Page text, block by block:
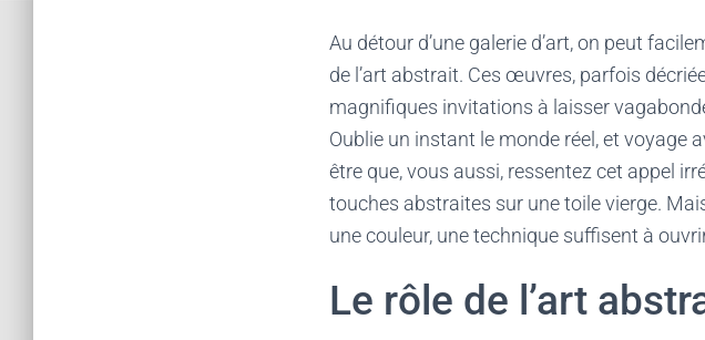
Au détour d’une galerie d’art, on peut
de l’art abstrait. Ces œuvres, parfois
magnifiques invitations à laisser
Oublie un instant le monde réel, et voyage
être que, vous aussi, ressentez cet appel
touches abstraites sur une toile vierge.
une couleur, une technique suffisent à
Le rôle de l’art